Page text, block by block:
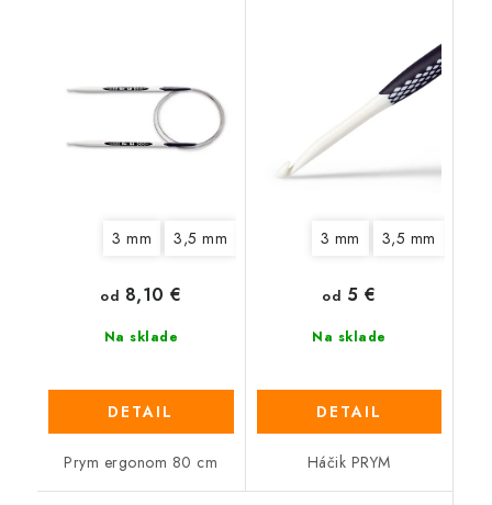
3 mm 3,5 mm 4,5 mm 5 mm
Na sklade
od 8,10 €
DETAIL
Prym ergonom 80 cm
3 mm 3,5 mm
Na sklade
od 5 €
DETAIL
Háčik PRYM